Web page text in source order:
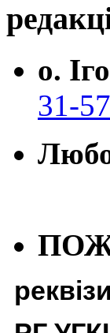
о.
31-57